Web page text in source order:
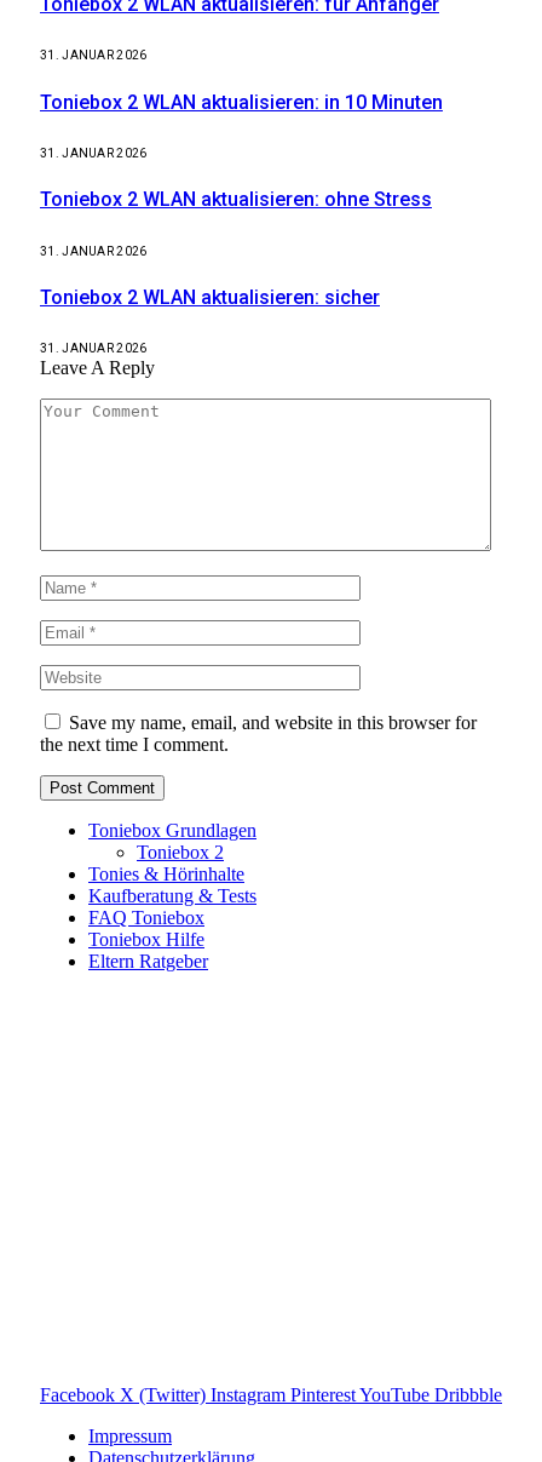
31. JANUAR 2026
Toniebox 2 WLAN aktualisieren: in 10 Minuten
31. JANUAR 2026
Toniebox 2 WLAN aktualisieren: ohne Stress
31. JANUAR 2026
Toniebox 2 WLAN aktualisieren: sicher
31. JANUAR 2026
Leave A Reply
Save my name, email, and website in this browser for
the next time I comment.
Toniebox Grundlagen
Toniebox 2
Tonies & Hörinhalte
Kaufberatung & Tests
FAQ Toniebox
Toniebox Hilfe
Eltern Ratgeber
Facebook X (Twitter) Instagram PinterestYouTube Dribbble
Impressum
Datenschutzerklärung